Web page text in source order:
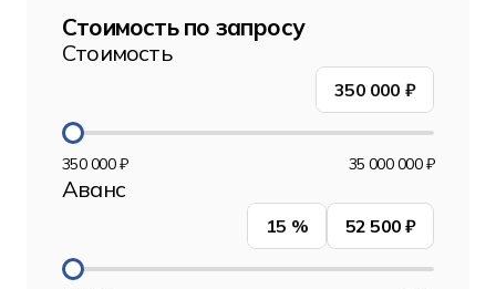
Стоимость по запросу
Стоимость
350 000 ₽
350 000 ₽ 35 000 000 ₽
Аванс
15 % 52 500 ₽